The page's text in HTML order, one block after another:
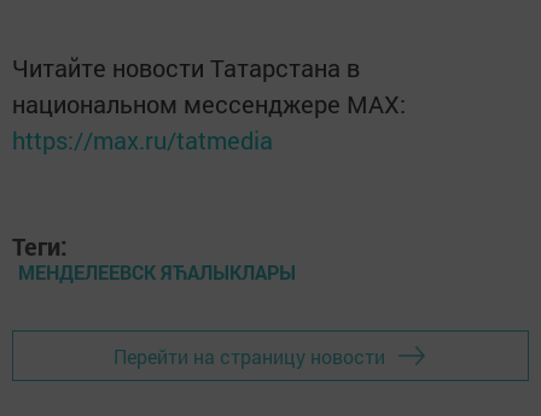
Читайте новости Татарстана в
национальном мессенджере MАХ:
https://max.ru/tatmedia
Теги:
МЕНДЕЛЕЕВСК ЯЋАЛЫКЛАРЫ
Перейти на страницу новости